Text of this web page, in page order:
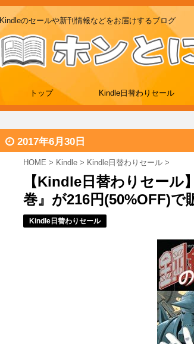
Kindleのセールや新刊情報などをお届けするブログ
トップ Kindle日替わりセール
2017年6月30日
HOME > Kindle > Kindle日替わりセール >
【Kindle日替わりセール
巻』が216円(50%OFF)で
Kindle日替わりセール